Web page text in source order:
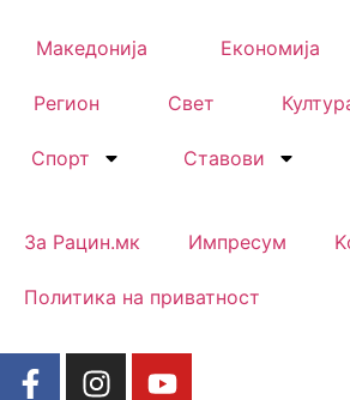
Македонија Економија
Регион Свет
Спорт Ставови
За Рацин.мк Импресум
Политика на приватност